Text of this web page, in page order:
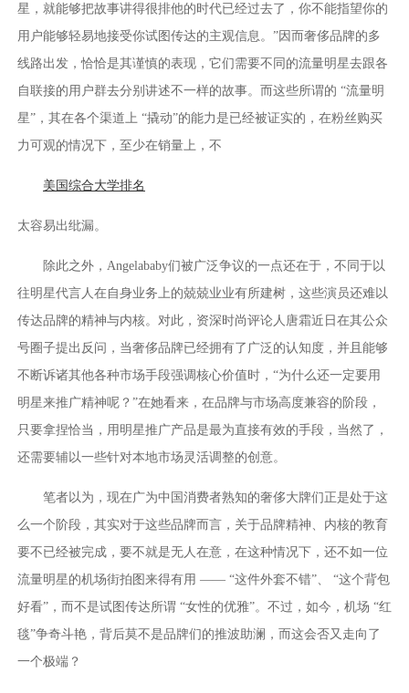
星，就能够把故事讲得很排他的时代已经过去了，你不能指望你的
用户能够轻易地接受你试图传达的主观信息。”因而奢侈品牌的多
线路出发，恰恰是其谨慎的表现，它们需要不同的流量明星去跟各
自联接的用户群去分别讲述不一样的故事。而这些所谓的 “流量明
星”，其在各个渠道上 “撬动”的能力是已经被证实的，在粉丝购买
力可观的情况下，至少在销量上，不
美国综合大学排名
太容易出纰漏。
除此之外，Angelababy们被广泛争议的一点还在于，不同于以
往明星代言人在自身业务上的兢兢业业有所建树，这些演员还难以
传达品牌的精神与内核。对此，资深时尚评论人唐霜近日在其公众
号圈子提出反问，当奢侈品牌已经拥有了广泛的认知度，并且能够
不断诉诸其他各种市场手段强调核心价值时，“为什么还一定要用
明星来推广精神呢？”在她看来，在品牌与市场高度兼容的阶段，
只要拿捏恰当，用明星推广产品是最为直接有效的手段，当然了，
还需要辅以一些针对本地市场灵活调整的创意。
笔者以为，现在广为中国消费者熟知的奢侈大牌们正是处于这
么一个阶段，其实对于这些品牌而言，关于品牌精神、内核的教育
要不已经被完成，要不就是无人在意，在这种情况下，还不如一位
流量明星的机场街拍图来得有用 —— “这件外套不错”、 “这个背包
好看”，而不是试图传达所谓 “女性的优雅”。不过，如今，机场 “红
毯”争奇斗艳，背后莫不是品牌们的推波助澜，而这会否又走向了
一个极端？